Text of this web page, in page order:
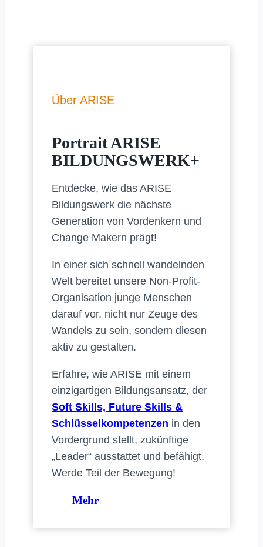
Über ARISE
Portrait ARISE
BILDUNGSWERK+
Entdecke, wie das ARISE
Bildungswerk die nächste
Generation von Vordenkern und
Change Makern prägt!
In einer sich schnell wandelnden
Welt bereitet unsere Non-Profit-
Organisation junge Menschen
darauf vor, nicht nur Zeuge des
Wandels zu sein, sondern diesen
aktiv zu gestalten.
Erfahre, wie ARISE mit einem
einzigartigen Bildungsansatz, der
Soft Skills, Future Skills &
Schlüsselkompetenzen in den
Vordergrund stellt, zukünftige
„Leader“ ausstattet und befähigt.
Werde Teil der Bewegung!
Mehr